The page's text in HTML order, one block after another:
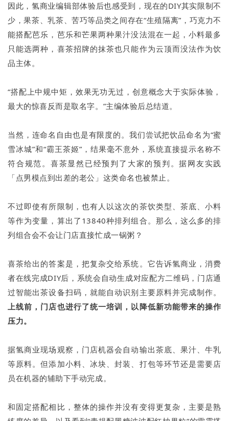
因此，氢商业编辑部体验后也感受到，现在的DIY其实限制不
少，果茶、乳茶、苦巧等品类之间存在“生殖隔离”，巧克力不
能搭配芭乐，芭乐和芒果两种果汁没法混在一起，小料最多
只能选两种，喜茶招牌的抹茶也只能作为云顶而没法作为饮
品主体。
“搭配上中规中矩，效果无功无过，创意概念大于实际体验，
最大的惊喜反而是取名字。”主编体验后总结道。
当然，连命名自由也是有限度的。我们尝试把饮品命名为“蜜
雪冰城”和“霸王茶姬”，结果毫不意外，系统直接提示名称不
符合规范。喜茶显然已经预判了大家的预判。据网友实践
「点男模点到出差的老公」这类命名也被禁止。
不过即使有所限制，也有人以这次的茶饮类型、茶底、小料
等作为变量，算出了13840种排列组合。那么，这么多的排
列组合会不会让门店直接忙成一锅粥？
喜茶给出的答案是，把复杂交给系统。它告诉氢商业，消费
者在线完成DIY后，系统会自动生成对应配方二维码，门店通
过智能出茶设备扫码，就能自动识别主要原料并完成制作。
上线前，门店也进行了统一培训，以降低新功能带来的操作
压力。
据氢商业现场观察，门店机器会自动输出茶底、果汁、牛乳
等原料。但添加小料、冰块、封装、打包等环节还是需要店
员在机器的辅助下手动完成。
和固定搭配相比，整体的操作并没有变得更复杂，主要是熟